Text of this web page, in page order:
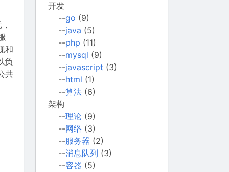
和
负
共
开发
--go (9)
--java (5)
--php (11)
--mysql (9)
--javascript (3)
--html (1)
--算法 (6)
架构
--理论 (9)
--网络 (3)
--服务器 (2)
--消息队列 (3)
--容器 (5)